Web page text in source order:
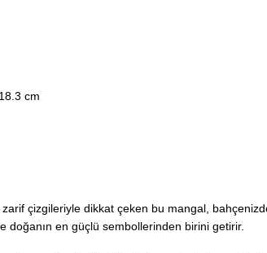
cm
çizgileriyle dikkat çeken bu mangal,
doğanın en güçlü sembollerinden birini getirir.